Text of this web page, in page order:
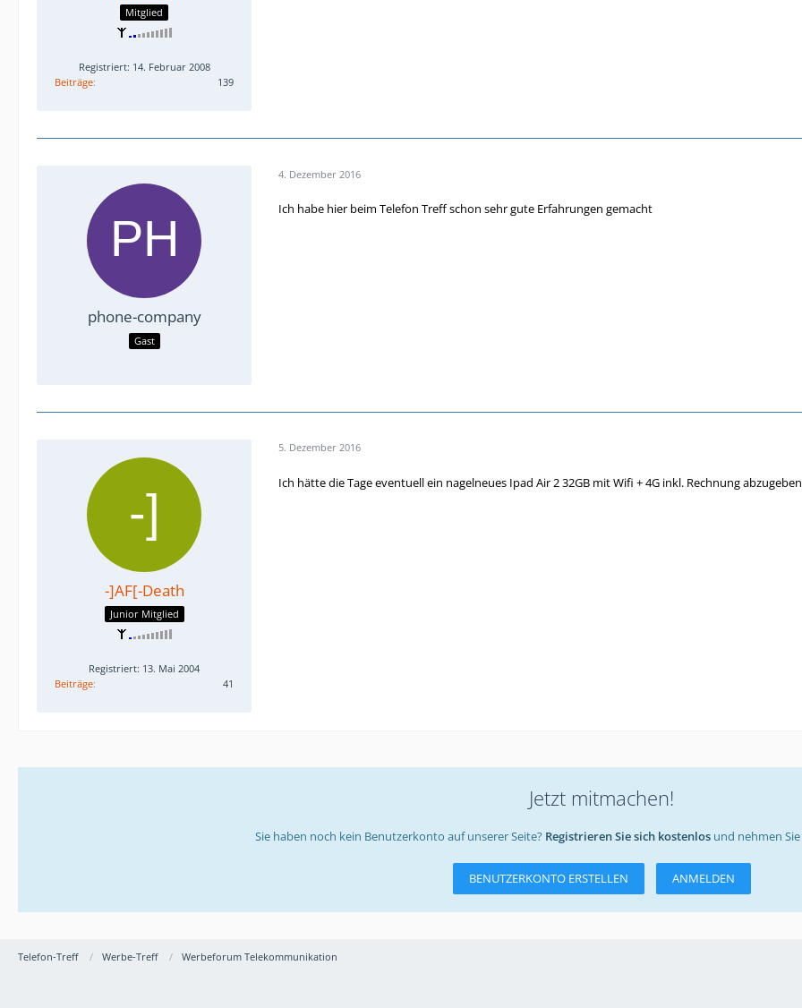
Telefon-Treff Werbe-Treff Werbeforum Telekommunikation
Mitglied
Registriert: 14. Februar 2008
Beiträge
139
phone-company
Gast
4. Dezember 2016
Ich habe hier beim Telefon Treff schon sehr gute Erfahrungen gemacht
-]AF[-Death
Junior Mitglied
Registriert: 13. Mai 2004
Beiträge
41
5. Dezember 2016
Ich hätte die Tage eventuell ein nagelneues Ipad Air 2 32GB mit Wifi + 4G inkl. Rechnung
Jetzt mitmachen!
Sie haben noch kein Benutzerkonto auf unserer Seite? Registrieren Sie sich kostenlos und nehmen
BENUTZERKONTO ERSTELLEN ANMELDEN